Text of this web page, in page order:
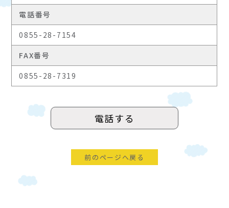
電話番号
0855-28-7154
FAX番号
0855-28-7319
電話する
前のページへ戻る